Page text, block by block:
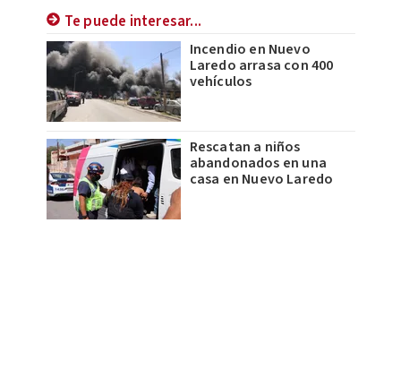
Te puede interesar...
Incendio en Nuevo
Laredo arrasa con 400
vehículos
Rescatan a niños
abandonados en una
casa en Nuevo Laredo